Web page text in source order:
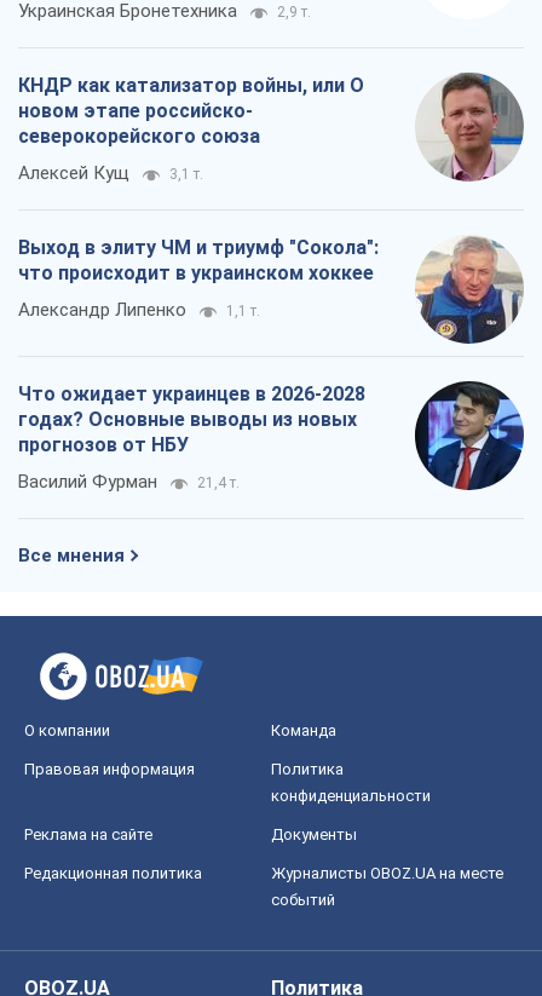
Украинская Бронетехника 2,9 т.
КНДР как катализатор войны, или О
новом этапе российско-
северокорейского союза
Алексей Кущ 3,1 т.
Выход в элиту ЧМ и триумф "Сокола":
что происходит в украинском хоккее
Александр Липенко 1,1 т.
Что ожидает украинцев в 2026-2028
годах? Основные выводы из новых
прогнозов от НБУ
Василий Фурман 21,4 т.
Все мнения
О компании Команда
Правовая информация
Политика
конфиденциальности
Реклама на сайте Документы
Редакционная политика
Журналисты OBOZ.UA на месте
событий
OBOZ.UA
Политика